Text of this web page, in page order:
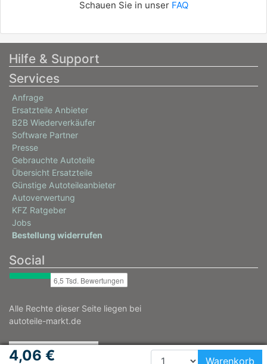
4,06 € Warenkorb
Schauen Sie in unser FAQ
Hilfe & Support
Services
Anfrage
Ersatzteile Anbieter
B2B Wiederverkäufer
Software Partner
Presse
Gebrauchte Autoteile
Übersicht Ersatzteile
Günstige Autoteileanbieter
Autoverwertung
KFZ Ratgeber
Jobs
Bestellung widerrufen
Social
Alle Rechte dieser Seite liegen bei
autoteile-markt.de